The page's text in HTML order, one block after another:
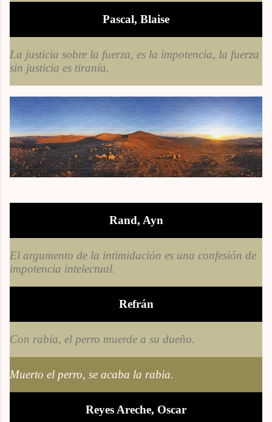
Pascal, Blaise
La justicia sobre la fuerza, es la impotencia, la fuerza
sin justicia es tiranía.
Rand, Ayn
El argumento de la intimidación es una confesión de
impotencia intelectual.
Refrán
Con rabia, el perro muerde a su dueño.
Muerto el perro, se acaba la rabia.
Reyes Areche, Oscar